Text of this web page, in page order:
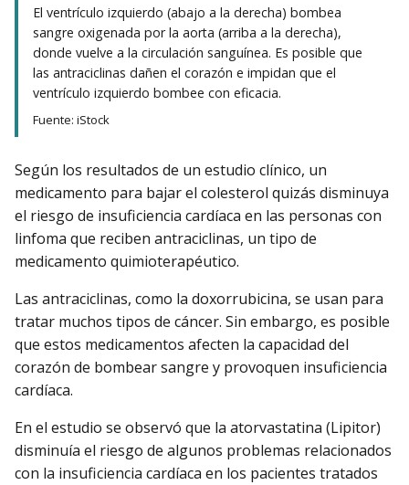
El ventrículo izquierdo (abajo a la derecha) bombea
sangre oxigenada por la aorta (arriba a la derecha),
donde vuelve a la circulación sanguínea. Es posible que
las antraciclinas dañen el corazón e impidan que el
ventrículo izquierdo bombee con eficacia.
Fuente: iStock
Según los resultados de un estudio clínico, un
medicamento para bajar el colesterol quizás disminuya
el riesgo de insuficiencia cardíaca en las personas con
linfoma que reciben antraciclinas, un tipo de
medicamento quimioterapéutico.
Las antraciclinas, como la doxorrubicina, se usan para
tratar muchos tipos de cáncer. Sin embargo, es posible
que estos medicamentos afecten la capacidad del
corazón de bombear sangre y provoquen insuficiencia
cardíaca.
En el estudio se observó que la atorvastatina (Lipitor)
disminuía el riesgo de algunos problemas relacionados
con la insuficiencia cardíaca en los pacientes tratados